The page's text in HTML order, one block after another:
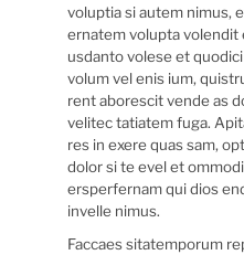
voluptia si autem nimus,
ernatem volupta
usdanto volese et
volum vel enis ium,
rent aborescit vende as
velitec tatiatem fuga.
res in exere quas sam,
dolor si te evel et
ersperfernam qui dios
invelle nimus.
Faccaes sitatemporum